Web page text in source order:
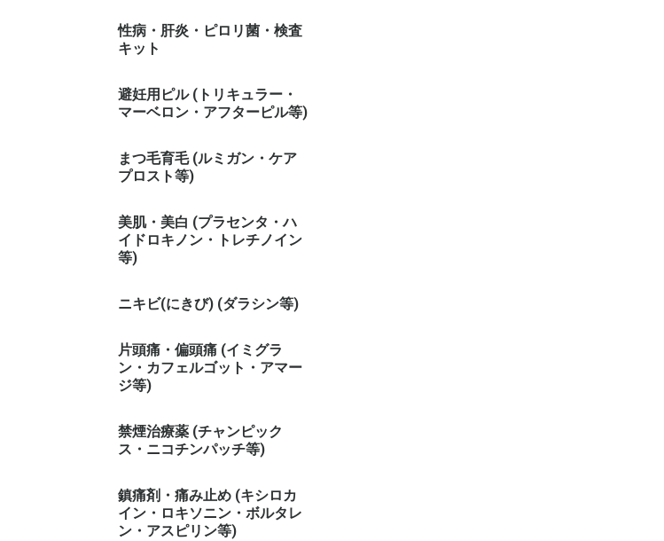
性病・肝炎・ピロリ菌・検査
キット
避妊用ピル (トリキュラー・
マーベロン・アフターピル等)
まつ毛育毛 (ルミガン・ケア
プロスト等)
美肌・美白 (プラセンタ・ハ
イドロキノン・トレチノイン
等)
ニキビ(にきび) (ダラシン等)
片頭痛・偏頭痛 (イミグラ
ン・カフェルゴット・アマー
ジ等)
禁煙治療薬 (チャンピック
ス・ニコチンパッチ等)
鎮痛剤・痛み止め (キシロカ
イン・ロキソニン・ボルタレ
ン・アスピリン等)